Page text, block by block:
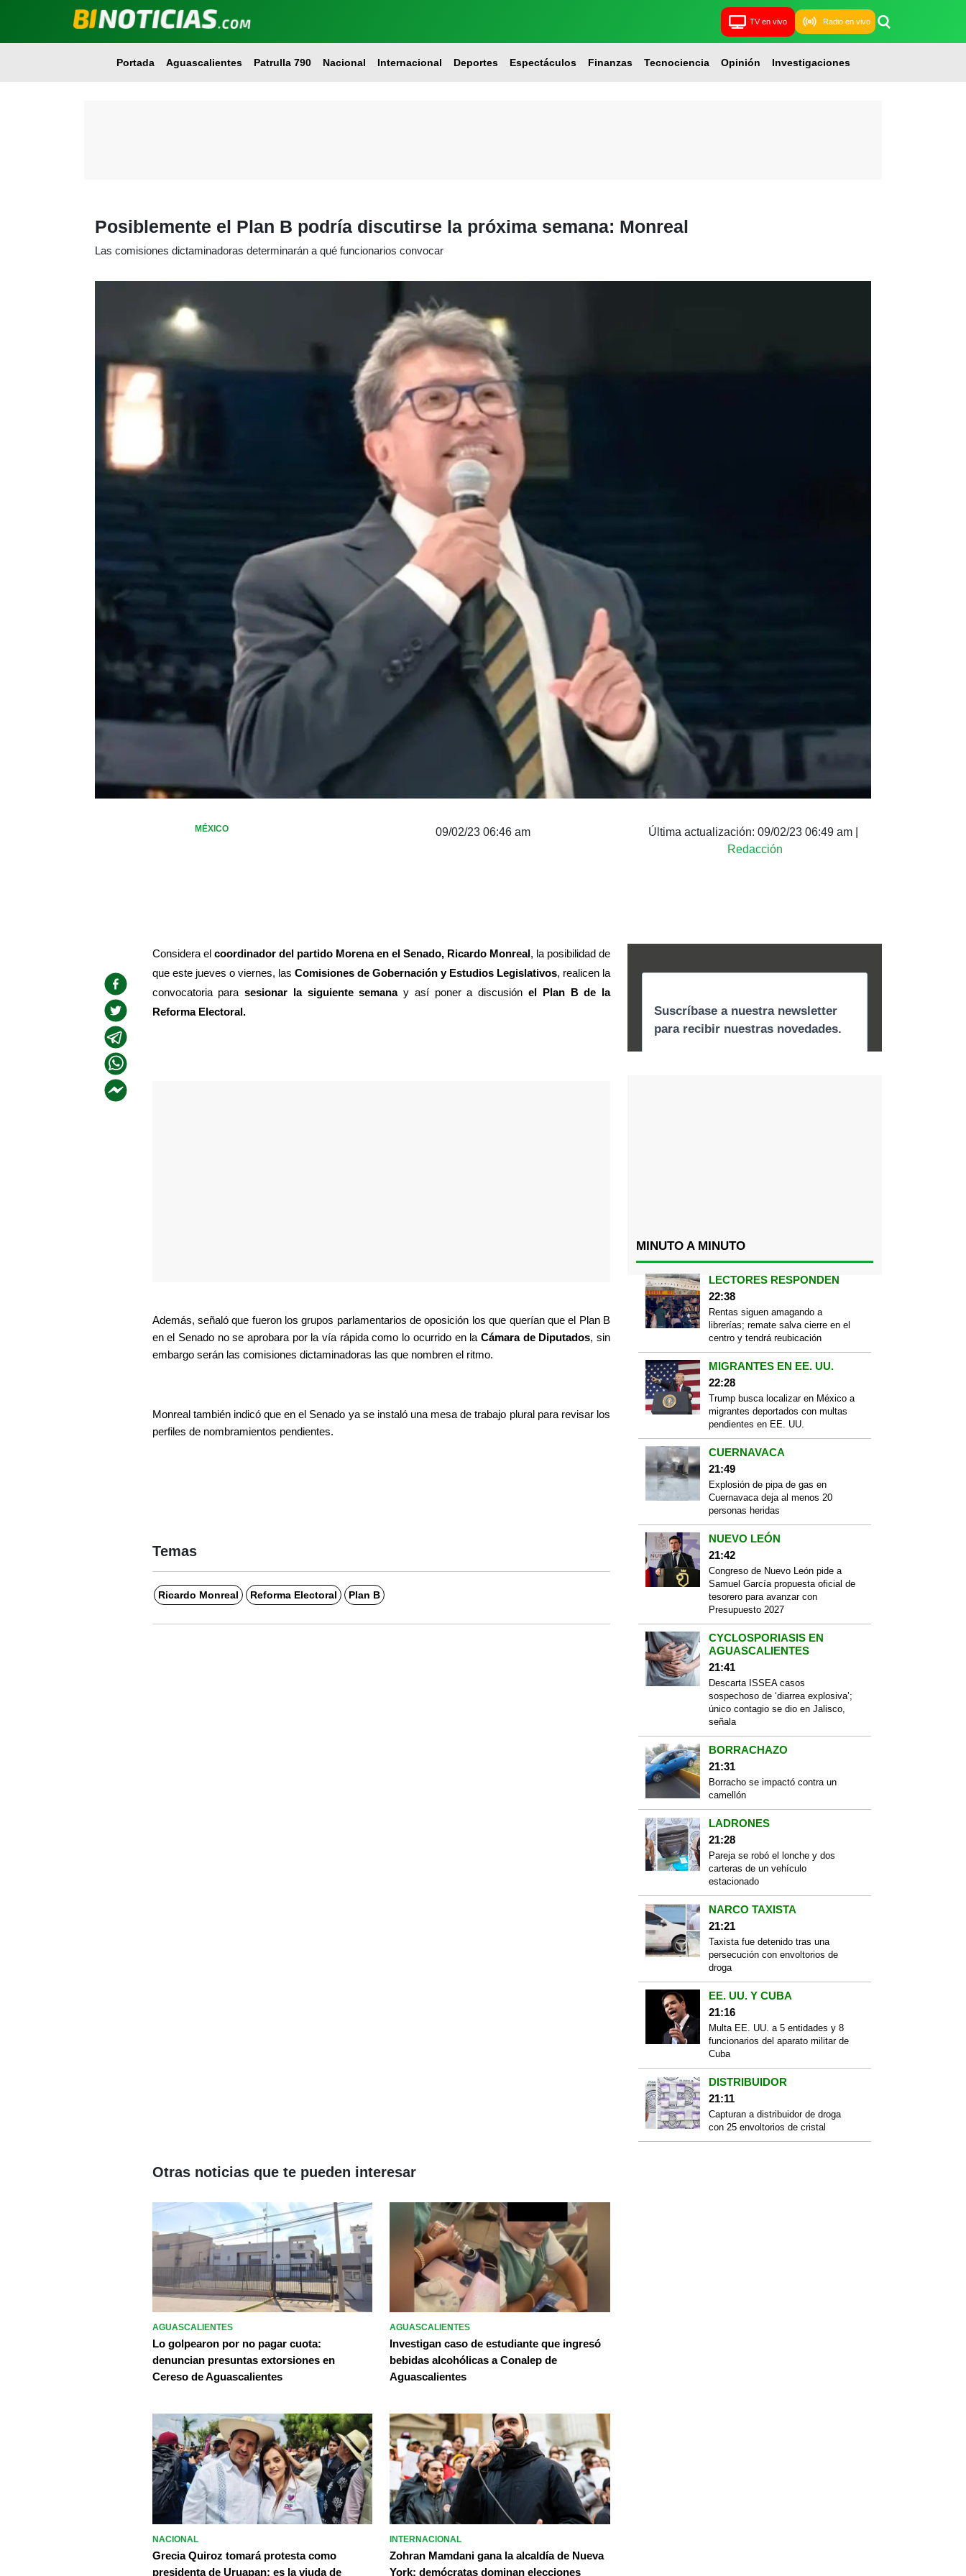
TV en vivo Radio en vivo
Portada Aguascalientes Patrulla 790 Nacional Internacional Deportes Espectáculos Finanzas Tecnociencia Opinión Investigaciones
Posiblemente el Plan B podría discutirse la próxima semana: Monreal
Las comisiones dictaminadoras determinarán a qué funcionarios convocar
MÉXICO 09/02/23 06:46 am Última actualización: 09/02/23 06:49 am
Redacción
Considera el coordinador del partido Morena en el Senado, Ricardo Monreal , la posibilidad de
que este jueves o viernes, las Comisiones de Gobernación y Estudios Legislativos, realicen la
convocatoria para sesionar la siguiente semana y así poner a discusión el Plan B de la
Reforma Electoral.
Además, señaló que fueron los grupos parlamentarios de oposición los que querían que el Plan B
en el Senado no se aprobara por la vía rápida como lo ocurrido en la Cámara de Diputados, sin
embargo serán las comisiones dictaminadoras las que nombren el ritmo.
Monreal también indicó que en el Senado ya se instaló una mesa de trabajo plural para revisar los
perfiles de nombramientos pendientes.
Temas
Ricardo Monreal Reforma Electoral Plan B
MINUTO A MINUTO
LECTORES RESPONDEN
22:38
Rentas siguen amagando a
librerías; remate salva cierre en el
centro y tendrá reubicación
MIGRANTES EN EE. UU.
22:28
Trump busca localizar en México a
migrantes deportados con multas
pendientes en EE. UU.
CUERNAVACA
21:49
Explosión de pipa de gas en
Cuernavaca deja al menos 20
personas heridas
NUEVO LEÓN
21:42
Congreso de Nuevo León pide a
Samuel García propuesta oficial de
tesorero para avanzar con
Presupuesto 2027
CYCLOSPORIASIS EN
AGUASCALIENTES
21:41
Descarta ISSEA casos
sospechoso de ‘diarrea explosiva’;
único contagio se dio en Jalisco,
señala
BORRACHAZO
21:31
Borracho se impactó contra un
camellón
LADRONES
21:28
Pareja se robó el lonche y dos
carteras de un vehículo
estacionado
NARCO TAXISTA
21:21
Taxista fue detenido tras una
persecución con envoltorios de
droga
EE. UU. Y CUBA
21:16
Multa EE. UU. a 5 entidades y 8
funcionarios del aparato militar de
Cuba
DISTRIBUIDOR
21:11
Capturan a distribuidor de droga
con 25 envoltorios de cristal
Otras noticias que te pueden interesar
AGUASCALIENTES
Lo golpearon por no pagar cuota:
denuncian presuntas extorsiones en
Cereso de Aguascalientes
AGUASCALIENTES
Investigan caso de estudiante que ingresó
bebidas alcohólicas a Conalep de
Aguascalientes
NACIONAL
Grecia Quiroz tomará protesta como
presidenta de Uruapan; es la viuda de
INTERNACIONAL
Zohran Mamdani gana la alcaldía de Nueva
York; demócratas dominan elecciones